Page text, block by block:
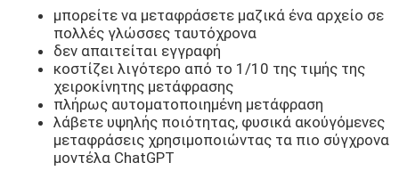
μπορείτε να μεταφράσετε μαζικά ένα αρχείο σε
πολλές γλώσσες ταυτόχρονα
δεν απαιτείται εγγραφή
κοστίζει λιγότερο από το 1/10 της τιμής της
χειροκίνητης μετάφρασης
πλήρως αυτοματοποιημένη μετάφραση
λάβετε υψηλής ποιότητας, φυσικά ακούγόμενες
μεταφράσεις χρησιμοποιώντας τα πιο σύγχρονα
μοντέλα ChatGPT